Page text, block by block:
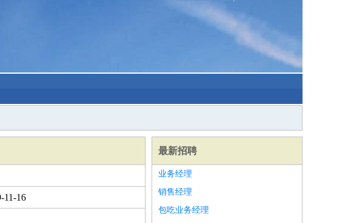
11-16
最新招聘
业务经理
销售经理
包吃业务经理